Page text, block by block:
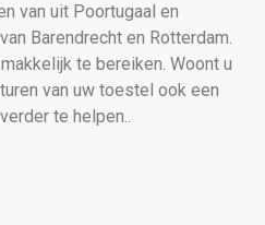
van uit Poortugaal en
Barendrecht en Rotterdam.
te bereiken. Woont u
van uw toestel ook een
te helpen..